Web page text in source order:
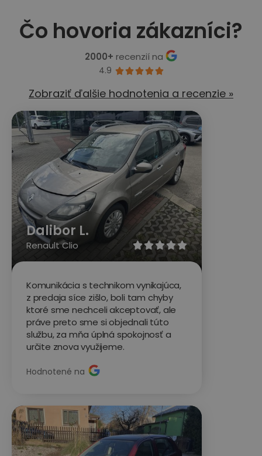
Čo hovoria zákazníci?
2000+ recenzií na
4.9 
Zobraziť ďalšie hodnotenia a recenzie »

Dalibor L.
Renault Clio
Komunikácia s technikom vynikajúca,
z predaja síce zišlo, boli tam chyby
ktoré sme nechceli akceptovať, ale
práve preto sme si objednali túto
službu, za mňa úplná spokojnosť a
určite znova využijeme.
Hodnotené na